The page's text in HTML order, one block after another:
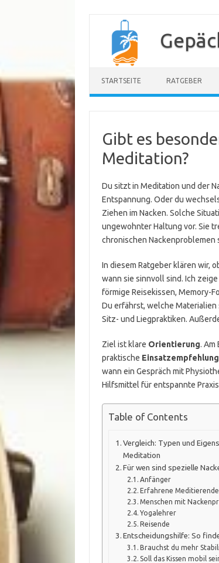
springen
STARTSEITE RATGEBER
Gibt es
Meditation?
Du sitzt in Meditation und der
Entspannung. Oder du
Ziehen im Nacken. Solche
ungewohnter Haltung vor. Sie
chronischen Nackenproblemen
In diesem Ratgeber klären wir,
wann sie sinnvoll sind. Ich
förmige Reisekissen, Memory-
Du erfährst, welche
Sitz- und Liegpraktiken.
Ziel ist klare Orientierung. Am
praktische
wann ein Gespräch mit
Hilfsmittel für entspannte
Table of Contents
Vergleich: Typen und
Meditation
Für wen sind spezielle
Anfänger
Erfahrene Meditierende
Menschen mit
Yogalehrer
Reisende
Entscheidungshilfe: So
Brauchst du mehr
Soll das Kissen mobil